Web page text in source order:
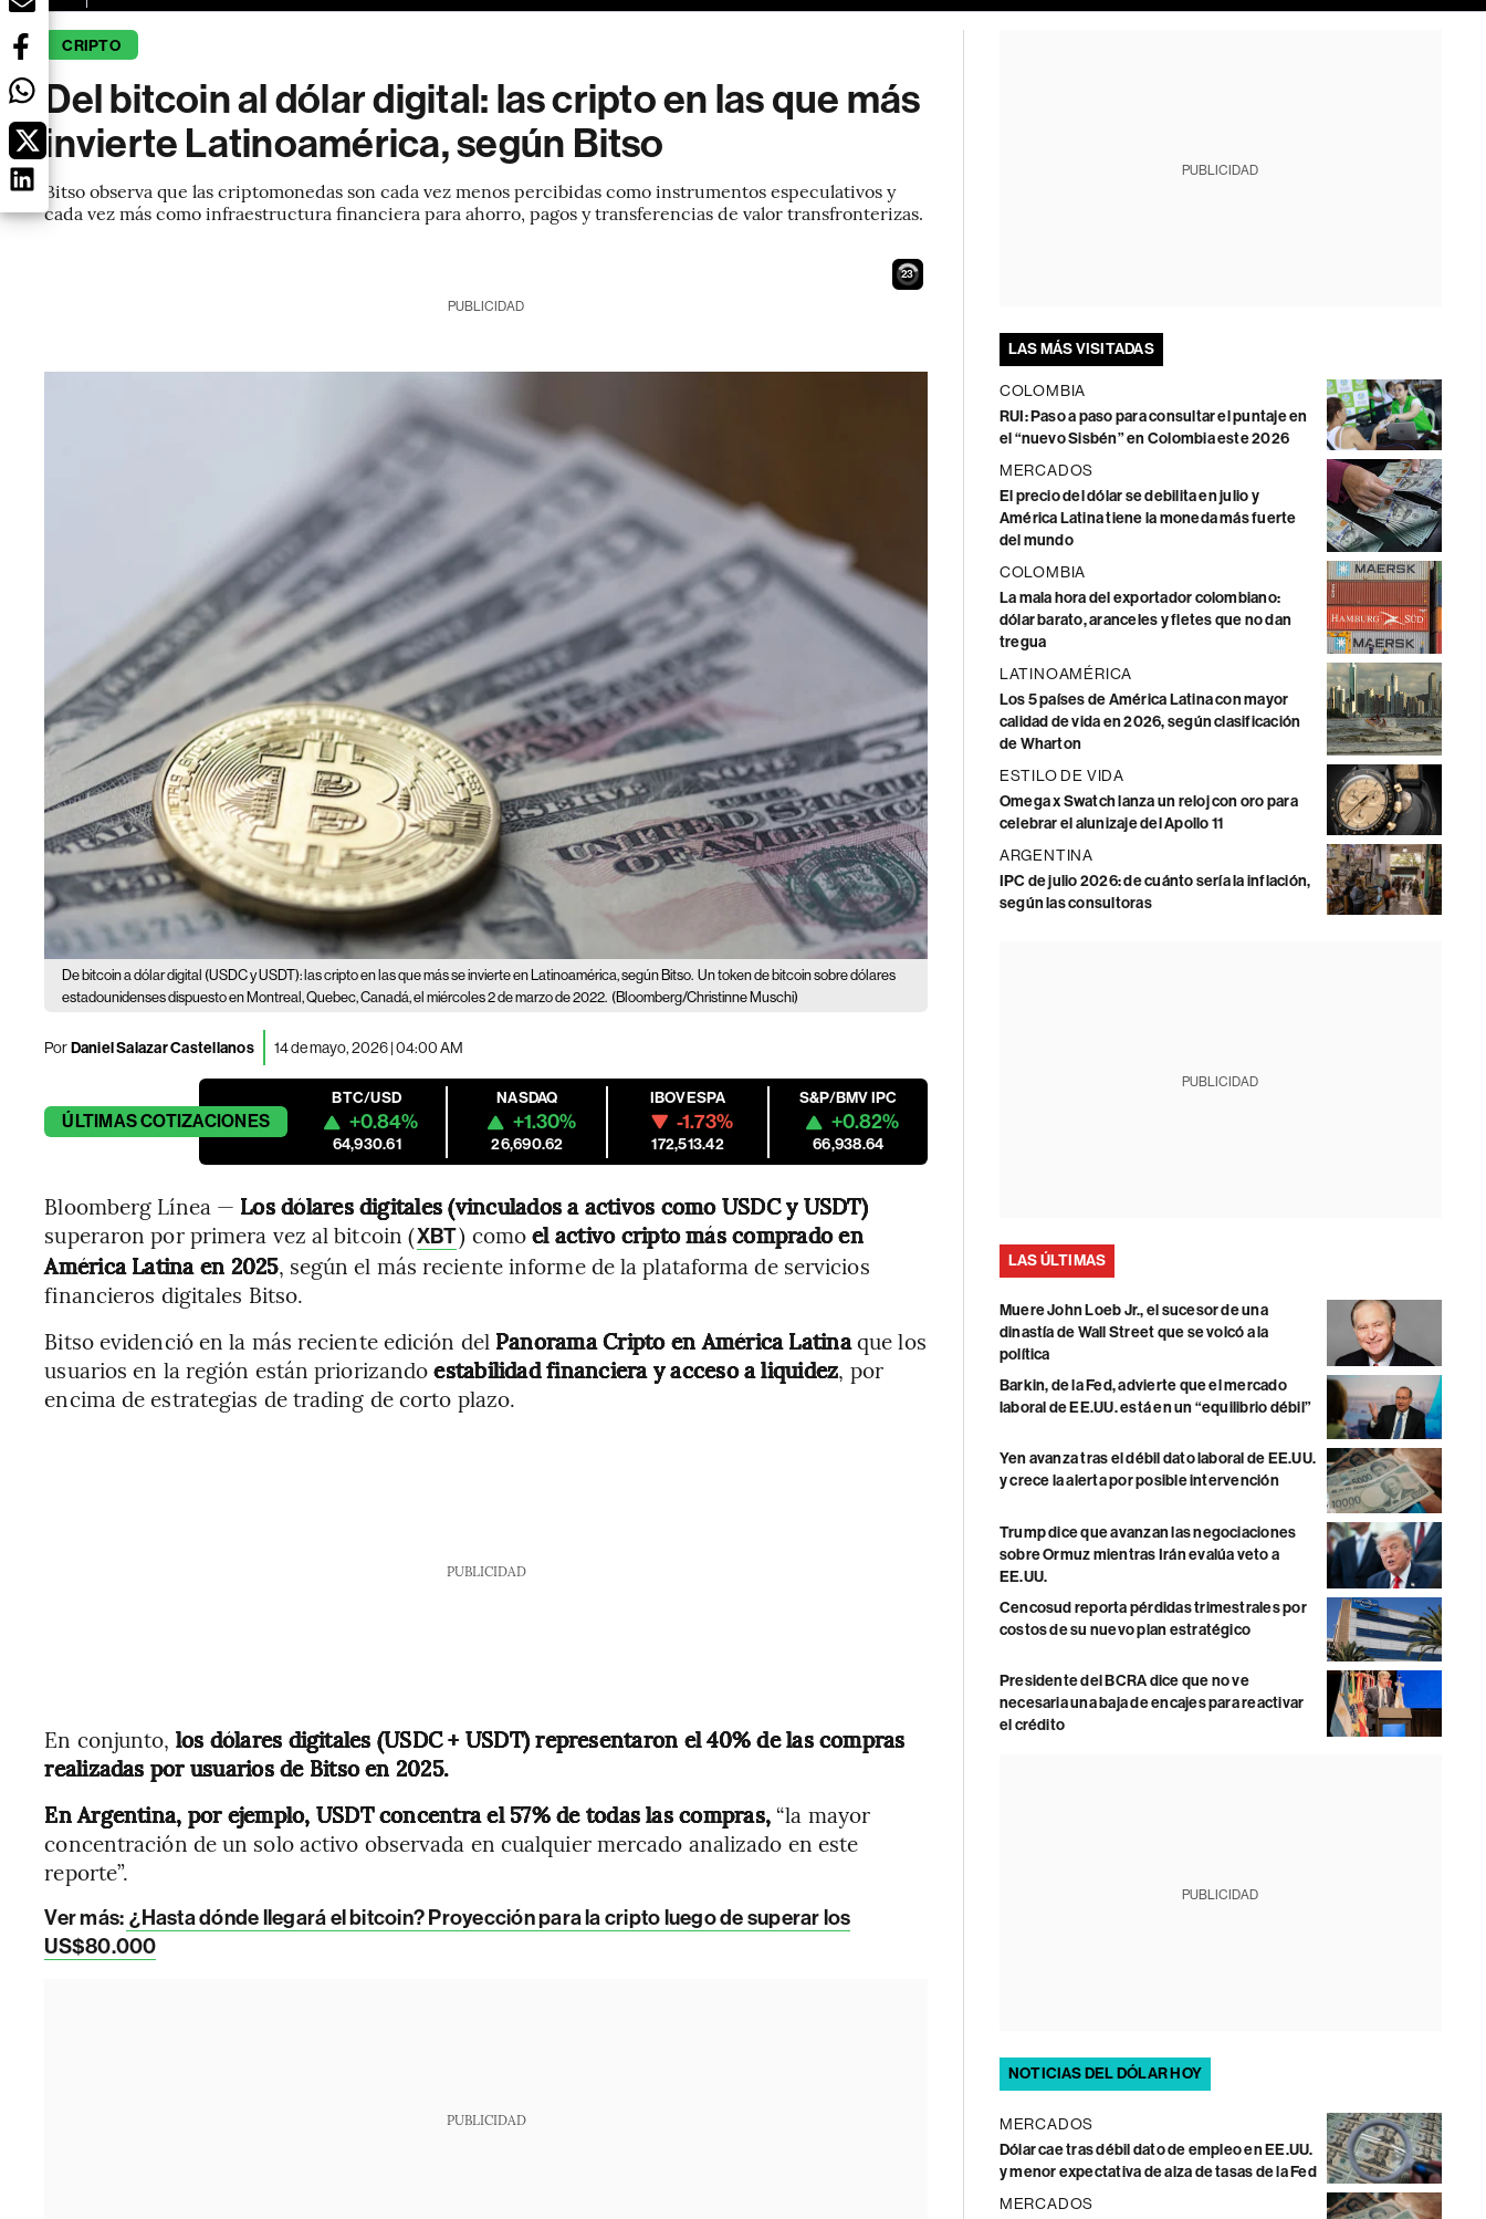
CRIPTO
Del bitcoin al dólar digital: las cripto en las que más
invierte Latinoamérica, según Bitso
Bitso observa que las criptomonedas son cada vez menos percibidas como instrumentos especulativos y
cada vez más como infraestructura financiera para ahorro, pagos y transferencias de valor transfronterizas.
22
PUBLICIDAD
De bitcoin a dólar digital (USDC y USDT): las cripto en las que más se invierte en Latinoamérica, según Bitso. Un token de bitcoin sobre dólares
estadounidenses dispuesto en Montreal, Quebec, Canadá, el miércoles 2 de marzo de 2022. (Bloomberg/Christinne Muschi)
PorDaniel Salazar Castellanos 14 de mayo, 2026 | 04:00 AM
ÚLTIMASCOTIZACIONES
BTC/USD
+0.84%
64,930.61
NASDAQ
+1.30%
26,690.62
IBOVESPA
-1.73%
172,513.42
S&P/BMV IPC
+0.82%
66,938.64
Bloomberg Línea — Los dólares digitales (vinculados a activos como USDC y USDT)
superaron por primera vez al bitcoin (XBT) comoel activo cripto más comprado en
América Latina en 2025, según el más reciente informe de la plataforma de servicios
financieros digitales Bitso.
Bitso evidenció en la más reciente edición del Panorama Cripto en América Latinaque los
usuarios en la región están priorizandoestabilidad financiera y acceso a liquidez, por
encima de estrategias de trading de corto plazo.
PUBLICIDAD
En conjunto, los dólares digitales (USDC + USDT) representaron el 40% de las compras
realizadas por usuarios de Bitso en 2025.
En Argentina, por ejemplo, USDT concentra el 57% de todas las compras, “la mayor
concentración de un solo activo observada en cualquier mercado analizado en este
reporte”.
Ver más: ¿Hasta dónde llegará el bitcoin? Proyección para la cripto luego de superar los
US$80.000
PUBLICIDAD
PUBLICIDAD
LAS MÁS VISITADAS
COLOMBIA
RUI: Paso a paso para consultar el puntaje en
el “nuevo Sisbén” en Colombia este 2026
MERCADOS
El precio del dólar se debilita en julio y
América Latina tiene la moneda más fuerte
del mundo
COLOMBIA
La mala hora del exportador colombiano:
dólar barato, aranceles y fletes que no dan
tregua
LATINOAMÉRICA
Los 5 países de América Latina con mayor
calidad de vida en 2026, según clasificación
de Wharton
ESTILO DE VIDA
Omega x Swatch lanza un reloj con oro para
celebrar el alunizaje del Apollo 11
ARGENTINA
IPC de julio 2026: de cuánto sería la inflación,
según las consultoras
PUBLICIDAD
LAS ÚLTIMAS
Muere John Loeb Jr., el sucesor de una
dinastía de Wall Street que se volcó a la
política
Barkin, de la Fed, advierte que el mercado
laboral de EE.UU. está en un “equilibrio débil”
Yen avanza tras el débil dato laboral de EE.UU.
y crece la alerta por posible intervención
Trump dice que avanzan las negociaciones
sobre Ormuz mientras Irán evalúa veto a
EE.UU.
Cencosud reporta pérdidas trimestrales por
costos de su nuevo plan estratégico
Presidente del BCRA dice que no ve
necesaria una baja de encajes para reactivar
el crédito
PUBLICIDAD
NOTICIAS DEL DÓLAR HOY
MERCADOS
Dólar cae tras débil dato de empleo en EE.UU.
y menor expectativa de alza de tasas de la Fed
MERCADOS